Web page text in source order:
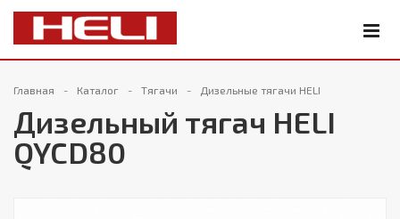
Главная Каталог Тягачи Дизельные тягачи HELI
Дизельный тягач HELI
QYCD80